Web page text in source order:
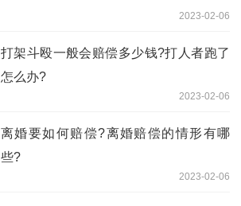
2023-02-06
打架斗殴一般会赔偿多少钱?打人者跑了
怎么办?
2023-02-06
离婚要如何赔偿?离婚赔偿的情形有哪
些?
2023-02-06